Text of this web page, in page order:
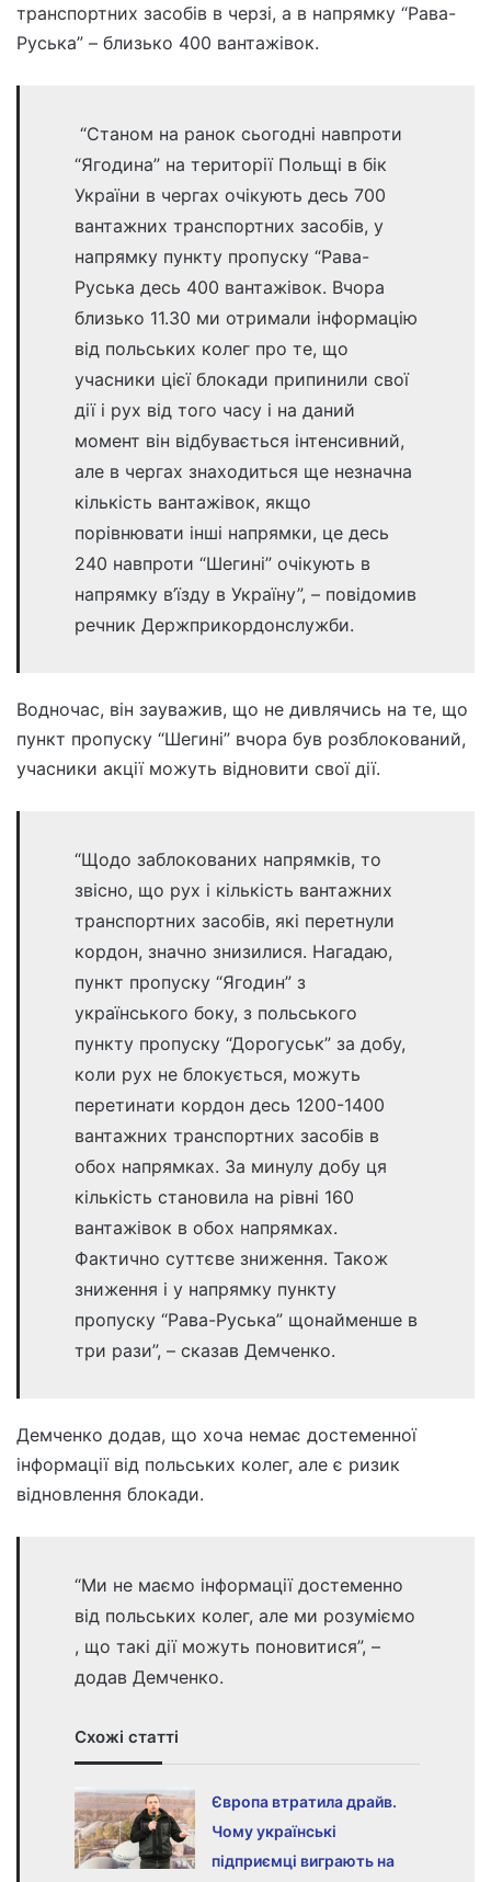
транспортних засобів в черзі, а в напрямку “Рава-
Руська” – близько 400 вантажівок.
“Станом на ранок сьогодні навпроти
“Ягодина” на території Польщі в бік
України в чергах очікують десь 700
вантажних транспортних засобів, у
напрямку пункту пропуску “Рава-
Руська десь 400 вантажівок. Вчора
близько 11.30 ми отримали інформацію
від польських колег про те, що
учасники цієї блокади припинили свої
дії і рух від того часу і на даний
момент він відбувається інтенсивний,
але в чергах знаходиться ще незначна
кількість вантажівок, якщо
порівнювати інші напрямки, це десь
240 навпроти “Шегині” очікують в
напрямку в’їзду в Україну”, – повідомив
речник Держприкордонслужби.
Водночас, він зауважив, що не дивлячись на те, що
пункт пропуску “Шегині” вчора був розблокований,
учасники акції можуть відновити свої дії.
“Щодо заблокованих напрямків, то
звісно, що рух і кількість вантажних
транспортних засобів, які перетнули
кордон, значно знизилися. Нагадаю,
пункт пропуску “Ягодин” з
українського боку, з польського
пункту пропуску “Дорогуськ” за добу,
коли рух не блокується, можуть
перетинати кордон десь 1200-1400
вантажних транспортних засобів в
обох напрямках. За минулу добу ця
кількість становила на рівні 160
вантажівок в обох напрямках.
Фактично суттєве зниження. Також
зниження і у напрямку пункту
пропуску “Рава-Руська” щонайменше в
три рази”, – сказав Демченко.
Демченко додав, що хоча немає достеменної
інформації від польських колег, але є ризик
відновлення блокади.
“Ми не маємо інформації достеменно
від польських колег, але ми розуміємо
, що такі дії можуть поновитися”, –
додав Демченко.
Схожі статті
Європа втратила драйв.
Чому українські
підприємці виграють на